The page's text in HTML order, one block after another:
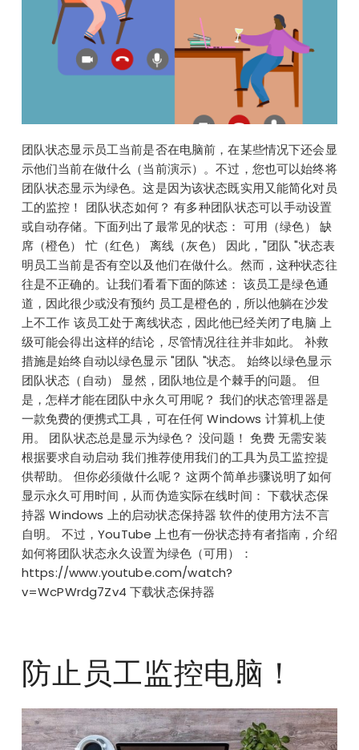
团队状态显示员工当前是否在电脑前，在某些情况下还会显
示他们当前在做什么（当前演示）。不过，您也可以始终将
团队状态显示为绿色。这是因为该状态既实用又能简化对员
工的监控！ 团队状态如何？ 有多种团队状态可以手动设置
或自动存储。下面列出了最常见的状态： 可用（绿色） 缺
席（橙色） 忙（红色） 离线（灰色） 因此，"团队 "状态表
明员工当前是否有空以及他们在做什么。然而，这种状态往
往是不正确的。让我们看看下面的陈述： 该员工是绿色通
道，因此很少或没有预约 员工是橙色的，所以他躺在沙发
上不工作 该员工处于离线状态，因此他已经关闭了电脑 上
级可能会得出这样的结论，尽管情况往往并非如此。 补救
措施是始终自动以绿色显示 "团队 "状态。 始终以绿色显示
团队状态（自动） 显然，团队地位是个棘手的问题。 但
是，怎样才能在团队中永久可用呢？ 我们的状态管理器是
一款免费的便携式工具，可在任何 Windows 计算机上使
用。 团队状态总是显示为绿色？ 没问题！ 免费 无需安装
根据要求自动启动 我们推荐使用我们的工具为员工监控提
供帮助。 但你必须做什么呢？ 这两个简单步骤说明了如何
显示永久可用时间，从而伪造实际在线时间： 下载状态保
持器 Windows 上的启动状态保持器 软件的使用方法不言
自明。 不过，YouTube 上也有一份状态持有者指南，介绍
如何将团队状态永久设置为绿色（可用）：
https://www.youtube.com/watch?
v=WcPWrdg7Zv4 下载状态保持器
防止员工监控电脑！